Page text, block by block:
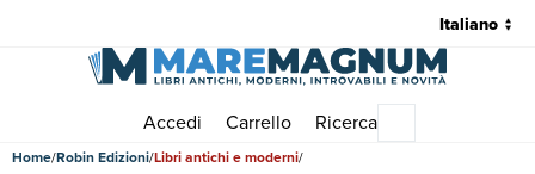
Accedi Carrello Ricerca
Home Robin Edizioni Libri antichi e moderni